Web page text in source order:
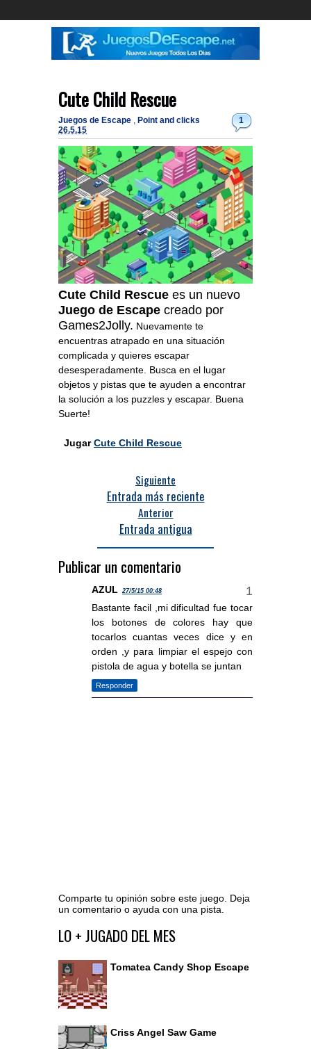
Cute Child Rescue
1
Juegos de Escape , Point and clicks
26.5.15
Cute Child Rescue es un nuevo
Juego de Escape creado por
Games2Jolly. Nuevamente te
encuentras atrapado en una situación
complicada y quieres escapar
desesperadamente. Busca en el lugar
objetos y pistas que te ayuden a encontrar
la solución a los puzzles y escapar. Buena
Suerte!
JugarCute Child Rescue
Siguiente
Entrada más reciente
Anterior
Entrada antigua
Publicar un comentario
AZUL 27/5/15 00:48
Bastante facil ,mi dificultad fue tocar
los botones de colores hay que
tocarlos cuantas veces dice y en
orden ,y para limpiar el espejo con
pistola de agua y botella se juntan
Responder
Comparte tu opinión sobre este juego. Deja
un comentario o ayuda con una pista.
Ir al editor de comentarios
LO + JUGADO DEL MES
Tomatea Candy Shop Escape
Criss Angel Saw Game